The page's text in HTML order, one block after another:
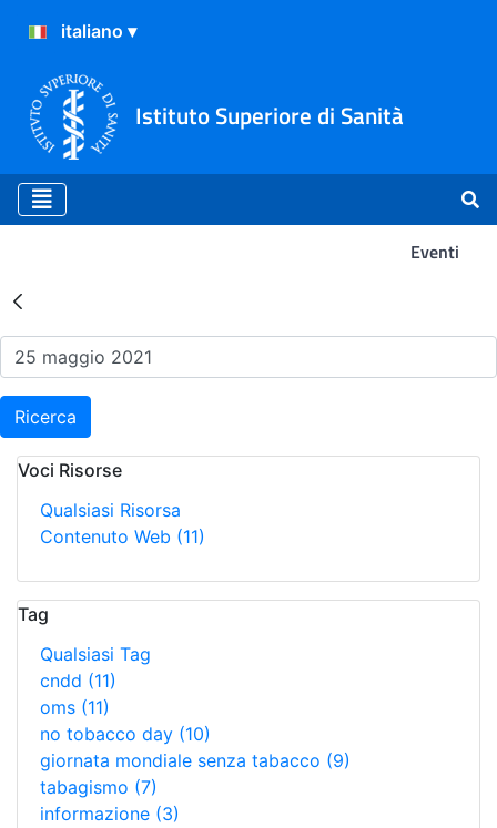
Istituto Superiore di Sanità
Eventi
Risultati della Ricerca -
Ricerca
Voci Risorse
Qualsiasi Risorsa
Contenuto Web (11)
Tag
Qualsiasi Tag
cndd (11)
oms (11)
no tobacco day (10)
giornata mondiale senza tabacco (9)
tabagismo (7)
informazione (3)